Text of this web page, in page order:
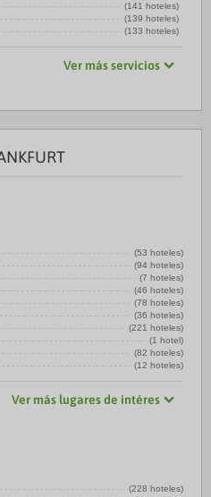
(141 hoteles)
(139 hoteles)
(133 hoteles)
Ver más servicios
(53 hoteles)
(94 hoteles)
(7 hoteles)
(46 hoteles)
(78 hoteles)
(36 hoteles)
(221 hoteles)
(1 hotel)
(82 hoteles)
(12 hoteles)
Ver más lugares de intéres
(228 hoteles)